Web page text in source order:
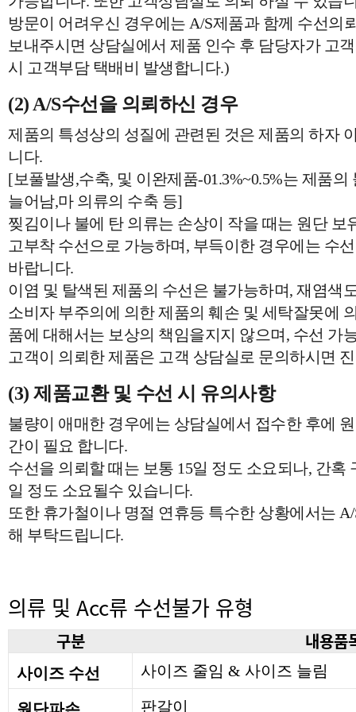
방문이 어려우신 경우에는 A/S제품과 함께 수선의
보내주시면 상담실에서 제품 인수 후 담당자가 고
시 고객부담 택배비 발생합니다.)
(2) A/S수선을 의뢰하신 경우
제품의 특성상의 성질에 관련된 것은 제품의 하자
니다.
[보풀발생,수축, 및 이완제품-01.3%~0.5%는 제품
늘어남,마 의류의 수축 등]
찢김이나 불에 탄 의류는 손상이 작을 때는 원단
고부착 수선으로 가능하며, 부득이한 경우에는 수
바랍니다.
이염 및 탈색된 제품의 수선은 불가능하며, 재염색
소비자 부주의에 의한 제품의 훼손 및 세탁잘못에
품에 대해서는 보상의 책임을지지 않으며, 수선 가
고객이 의뢰한 제품은 고객 상담실로 문의하시면
(3) 제품교환 및 수선 시 유의사항
불량이 애매한 경우에는 상담실에서 접수한 후에
간이 필요 합니다.
수선을 의뢰할 때는 보통 15일 정도 소요되나, 간
일 정도 소요될수 있습니다.
또한 휴가철이나 명절 연휴등 특수한 상황에서는
해 부탁드립니다.
의류 및 Acc류 수선불가 유형
구분 내용품
사이즈 수선 사이즈 줄임 & 사이즈 늘림
판갈이